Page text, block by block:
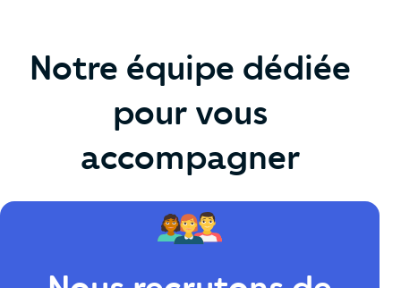
Notre équipe dédiée
pour vous
accompagner